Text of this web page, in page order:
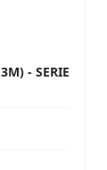
- SERIE 6